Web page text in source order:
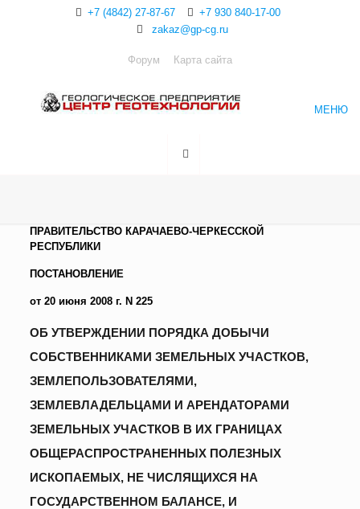
+7 (4842) 27-87-67
+7 930 840-17-00
zakaz@gp-cg.ru
Форум Карта сайта
МЕНЮ
ПРАВИТЕЛЬСТВО КАРАЧАЕВО-ЧЕРКЕССКОЙ
РЕСПУБЛИКИ
ПОСТАНОВЛЕНИЕ
от 20 июня 2008 г. N 225
ОБ УТВЕРЖДЕНИИ ПОРЯДКА ДОБЫЧИ
СОБСТВЕННИКАМИ ЗЕМЕЛЬНЫХ УЧАСТКОВ,
ЗЕМЛЕПОЛЬЗОВАТЕЛЯМИ,
ЗЕМЛЕВЛАДЕЛЬЦАМИ И АРЕНДАТОРАМИ
ЗЕМЕЛЬНЫХ УЧАСТКОВ В ИХ ГРАНИЦАХ
ОБЩЕРАСПРОСТРАНЕННЫХ ПОЛЕЗНЫХ
ИСКОПАЕМЫХ, НЕ ЧИСЛЯЩИХСЯ НА
ГОСУДАРСТВЕННОМ БАЛАНСЕ, И